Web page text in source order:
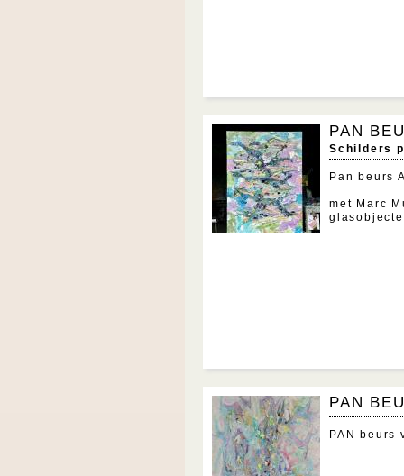
PAN
Schilders
Pan beurs
met Marc
PAN
PAN beurs